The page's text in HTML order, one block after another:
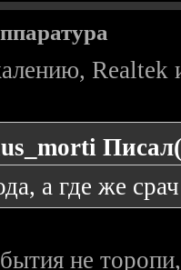
Realtek
а где же
не